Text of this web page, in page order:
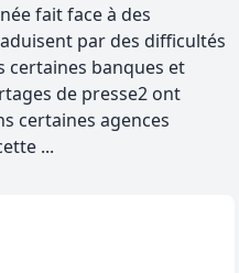
fait face à des
par des difficultés
certaines banques et
de presse2 ont
certaines agences
...